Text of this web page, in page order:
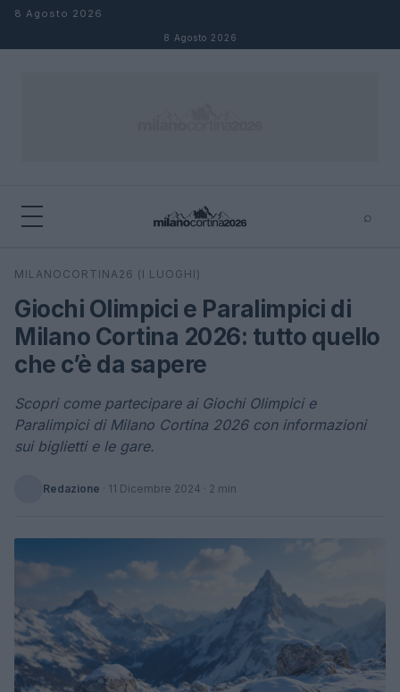
Salta al contenuto
8 Agosto 2026
8 Agosto 2026
⌕
Cerca
MILANOCORTINA26 (I LUOGHI)
Giochi Olimpici e Paralimpici di
Milano Cortina 2026: tutto quello
che c’è da sapere
Scopri come partecipare ai Giochi Olimpici e
Paralimpici di Milano Cortina 2026 con informazioni
sui biglietti e le gare.
Redazione · 11 Dicembre 2024 · 2 min